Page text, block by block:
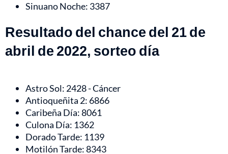
Sinuano Noche: 3387
Resultado del chance del 21 de
abril de 2022, sorteo día
Astro Sol: 2428 - Cáncer
Antioqueñita 2: 6866
Caribeña Día: 8061
Culona Día: 1362
Dorado Tarde: 1139
Motilón Tarde: 8343